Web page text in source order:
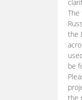
The
the
be
the